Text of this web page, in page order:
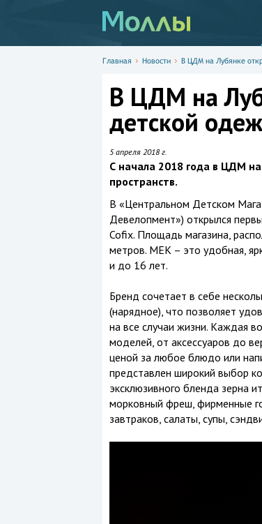
Главная Новости В ЦДМ на Лубянке
В ЦДМ на
детской
5 апреля 2018 г.
С начала 2018 года в ЦДМ
пространств.
В «Центральном Детском
Девелопмент») открылся
Cofix. Площадь магазина,
метров. МЕК – это удобная,
и до 16 лет.
Бренд сочетает в себе
(нарядное), что позволяет
на все случаи жизни. Каждая
моделей, от аксессуаров до
ценой за любое блюдо или
представлен широкий выбор
эксклюзивного бленда зерна
морковный фреш, фирменные
завтраков, салаты, супы,